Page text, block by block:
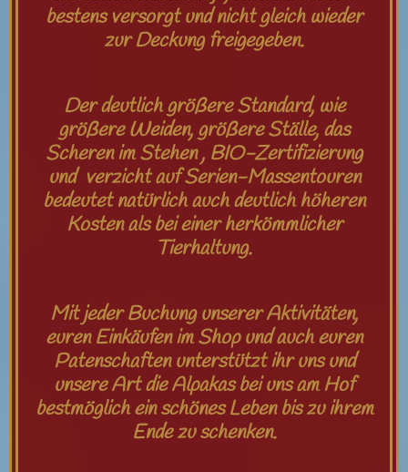
bestens versorgt und nicht gleich wieder
zur Deckung freigegeben.
Der deutlich größere Standard, wie
größere Weiden, größere Ställe, das
Scheren im Stehen , BIO-Zertifizierung
und verzicht auf Serien-Massentouren
bedeutet natürlich auch deutlich höheren
Kosten als bei einer herkömmlicher
Tierhaltung.
Mit jeder Buchung unserer Aktivitäten,
euren Einkäufen im Shop und auch euren
Patenschaften unterstützt ihr uns und
unsere Art die Alpakas bei uns am Hof
bestmöglich ein schönes Leben bis zu ihrem
Ende zu schenken.